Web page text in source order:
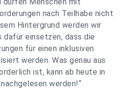
nach Teilhabe nicht
Hintergrund werden wir
dafür einsetzen, dass die
für einen inklusiven
werden. Was genau aus
ist, kann ab heute in
werden!“